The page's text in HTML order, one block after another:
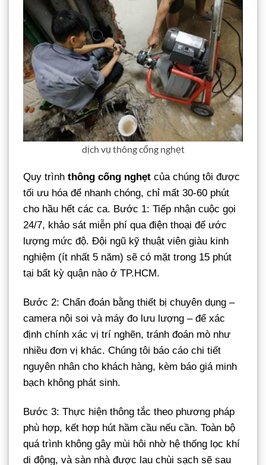
dịch vụ thông cống nghẹt
Quy trình thông cống nghẹt của chúng tôi được
tối ưu hóa để nhanh chóng, chỉ mất 30-60 phút
cho hầu hết các ca. Bước 1: Tiếp nhận cuộc gọi
24/7, khảo sát miễn phí qua điện thoại để ước
lượng mức độ. Đội ngũ kỹ thuật viên giàu kinh
nghiệm (ít nhất 5 năm) sẽ có mặt trong 15 phút
tại bất kỳ quận nào ở TP.HCM.
Bước 2: Chẩn đoán bằng thiết bị chuyên dụng –
camera nội soi và máy đo lưu lượng – để xác
định chính xác vị trí nghẽn, tránh đoán mò như
nhiều đơn vị khác. Chúng tôi báo cáo chi tiết
nguyên nhân cho khách hàng, kèm báo giá minh
bạch không phát sinh.
Bước 3: Thực hiện thông tắc theo phương pháp
phù hợp, kết hợp hút hầm cầu nếu cần. Toàn bộ
quá trình không gây mùi hôi nhờ hệ thống lọc khí
di động, và sàn nhà được lau chùi sạch sẽ sau